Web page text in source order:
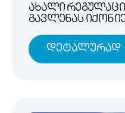
ახალი
გავლენას
Დეტალურად